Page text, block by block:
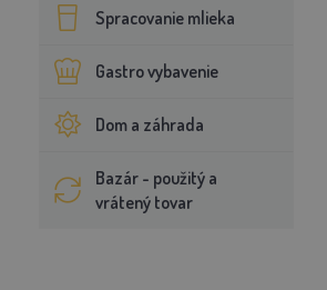
Spracovanie mlieka
Gastro vybavenie
Dom a záhrada
Bazár - použitý a
vrátený tovar